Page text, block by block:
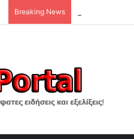
Breaking News